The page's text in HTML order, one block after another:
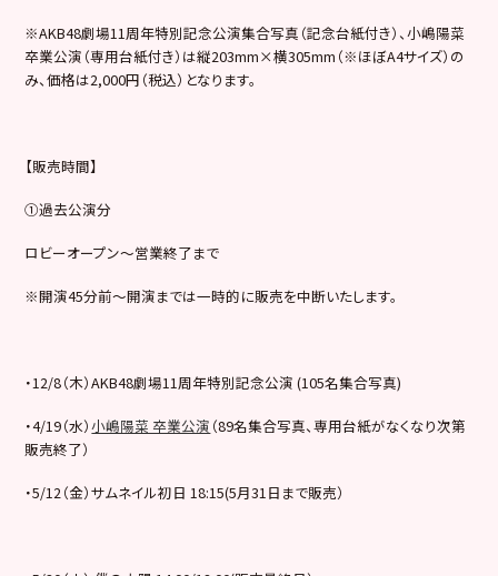
※AKB48劇場11周年特別記念公演集合写真（記念台紙付き）、小嶋陽菜
卒業公演（専用台紙付き）は縦203mm×横305mm（※ほぼA4サイズ）の
み、価格は2,000円（税込）となります。
【販売時間】
①過去公演分
ロビーオープン～営業終了まで
※開演45分前～開演までは一時的に販売を中断いたします。
・12/8（木）AKB48劇場11周年特別記念公演 (105名集合写真)
・4/19（水）小嶋陽菜 卒業公演 （89名集合写真、専用台紙がなくなり次第
販売終了）
・5/12（金）サムネイル初日 18:15(5月31日まで販売）